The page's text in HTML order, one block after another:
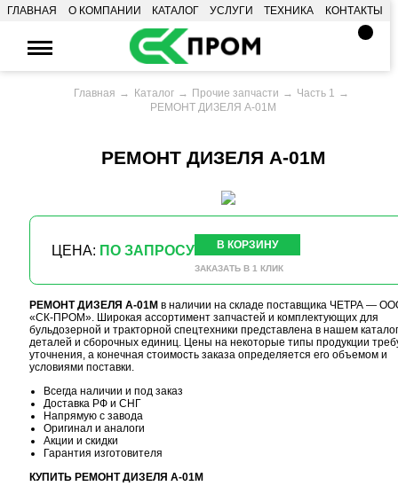
ГЛАВНАЯ О КОМПАНИИ КАТАЛОГ УСЛУГИ ТЕХНИКА КОНТАКТЫ
Главная Каталог Прочие запчасти
Часть 1
РЕМОНТ ДИЗЕЛЯ А-01М
РЕМОНТ ДИЗЕЛЯ А-01М
ЦЕНА: ПО ЗАПРОСУ В КОРЗИНУ
ЗАКАЗАТЬ В 1 КЛИК
РЕМОНТ ДИЗЕЛЯ А-01М в наличии на складе поставщика ЧЕТРА —
«СК-ПРОМ». Широкая ассортимент запчастей и комплектующих для
бульдозерной и тракторной спецтехники представлена в нашем
деталей и сборочных единиц. Цены на некоторые типы продукции
уточнения, а конечная стоимость заказа определяется его объемом и
условиями поставки.
Всегда наличии и под заказ
Доставка РФ и СНГ
Напрямую с завода
Оригинал и аналоги
Акции и скидки
Гарантия изготовителя
КУПИТЬ РЕМОНТ ДИЗЕЛЯ А-01М